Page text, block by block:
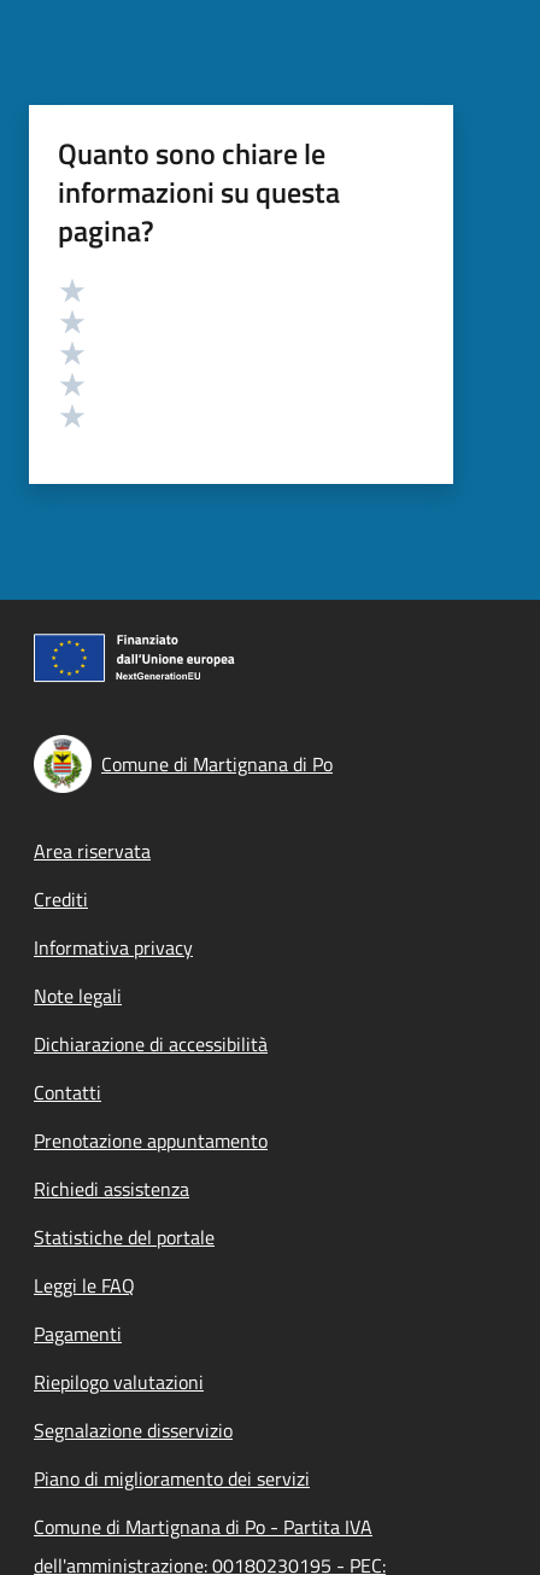
Quanto sono chiare le
informazioni su questa
pagina?
Valutazione
Comune di Martignana di Po
Footer menu
Area riservata
Crediti
Informativa privacy
Note legali
Dichiarazione di accessibilità
Contatti
Prenotazione appuntamento
Richiedi assistenza
Statistiche del portale
Leggi le FAQ
Pagamenti
Riepilogo valutazioni
Segnalazione disservizio
Piano di miglioramento dei servizi
Comune di Martignana di Po - Partita IVA
dell'amministrazione: 00180230195 - PEC: